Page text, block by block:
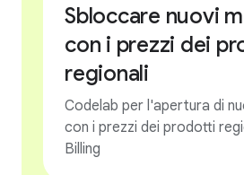
Sbloccare nuovi
con i prezzi dei
regionali
Codelab per l'apertura di
con i prezzi dei prodotti
Billing